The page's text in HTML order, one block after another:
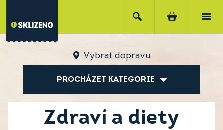
Vybrat dopravu
PROCHÁZET KATEGORIE
Zdraví a diety